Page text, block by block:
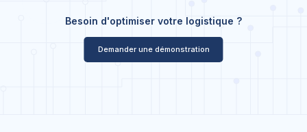
Besoin d'optimiser votre logistique ?
Demander une démonstration